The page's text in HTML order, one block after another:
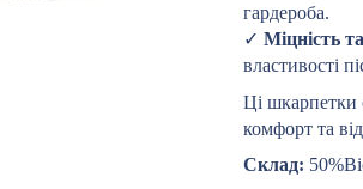
гардероба.
✓ Міцність
властивості
Ці шкарпетки
комфорт та
Склад: